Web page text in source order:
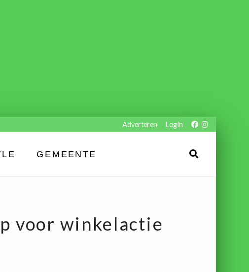
Adverteren Login
GEMEENTE
voor winkelactie